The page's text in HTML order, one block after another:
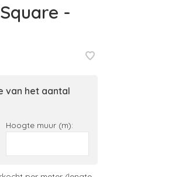
-
van het aantal
Hoogte muur (m):